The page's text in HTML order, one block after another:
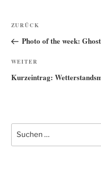
Beitragsnavigation
Vorheriger
Beitrag
ZURÜCK
Photo of the week:
Nächster
Beitrag
WEITER
Kurzeintrag:
Suche
nach: